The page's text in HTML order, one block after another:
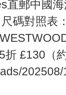
直郵中
對照表
折 £130（